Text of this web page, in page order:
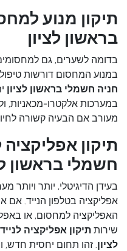
תיקון מנוע
בראשון לציון
בדומה לשערים, גם
במנוע המחסום דורשות
חניה חשמלי בראשון לציון
במערכות אלקטרו-מכאניות,
מעורב אם הבעיה קשורה
תיקון
חשמלי בראשון
בעידן הדיגיטלי, יותר ויותר
אפליקציה בטלפון הנייד.
האפליקציה למחסום, או
שירות תיקון אפליקציה
לציון. זהו תחום יחסית חדש,